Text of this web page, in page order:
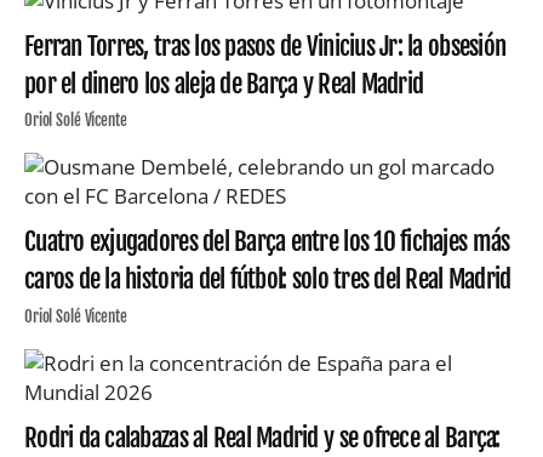
Ferran Torres, tras los pasos de Vinicius Jr: la obsesión
por el dinero los aleja de Barça y Real Madrid
Oriol Solé Vicente
Cuatro exjugadores del Barça entre los 10 fichajes más
caros de la historia del fútbol: solo tres del Real Madrid
Oriol Solé Vicente
Rodri da calabazas al Real Madrid y se ofrece al Barça: